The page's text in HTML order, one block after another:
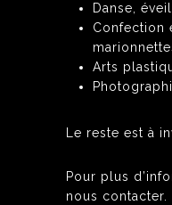
Danse,
Confection
Arts
Le reste est à
Pour plus
nous contacter.